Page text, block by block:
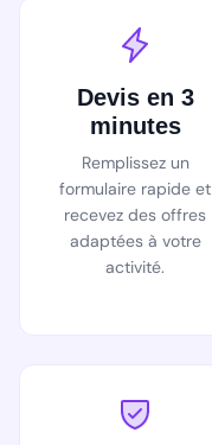
Devis en 3
minutes
Remplissez un
formulaire rapide et
recevez des offres
adaptées à votre
activité.